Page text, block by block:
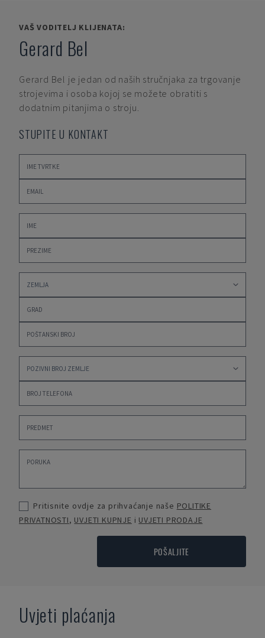
VAŠ VODITELJ KLIJENATA:
Gerard Bel
Gerard Bel je jedan od naših stručnjaka za trgovanje
strojevima i osoba kojoj se možete obratiti s
dodatnim pitanjima o stroju.
STUPITE U KONTAKT
Pritisnite ovdje za prihvaćanje naše POLITIKE
PRIVATNOSTI, UVJETI KUPNJE i UVJETI PRODAJE
POŠALJITE
Uvjeti plaćanja